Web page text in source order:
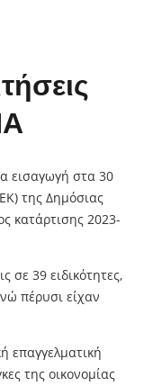
εισαγωγή στα 30
της Δημόσιας
κατάρτισης 2023-
σε 39 ειδικότητες,
πέρυσι είχαν
επαγγελματική
της οικονομίας